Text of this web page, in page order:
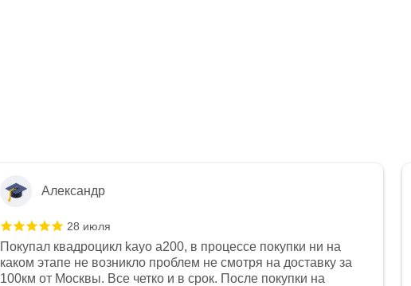
Александр
28 июля
Покупал квадроцикл kayo a200, в процессе покупки ни на
каком этапе не возникло проблем не смотря на доставку за
100км от Москвы. Все четко и в срок. После покупки на